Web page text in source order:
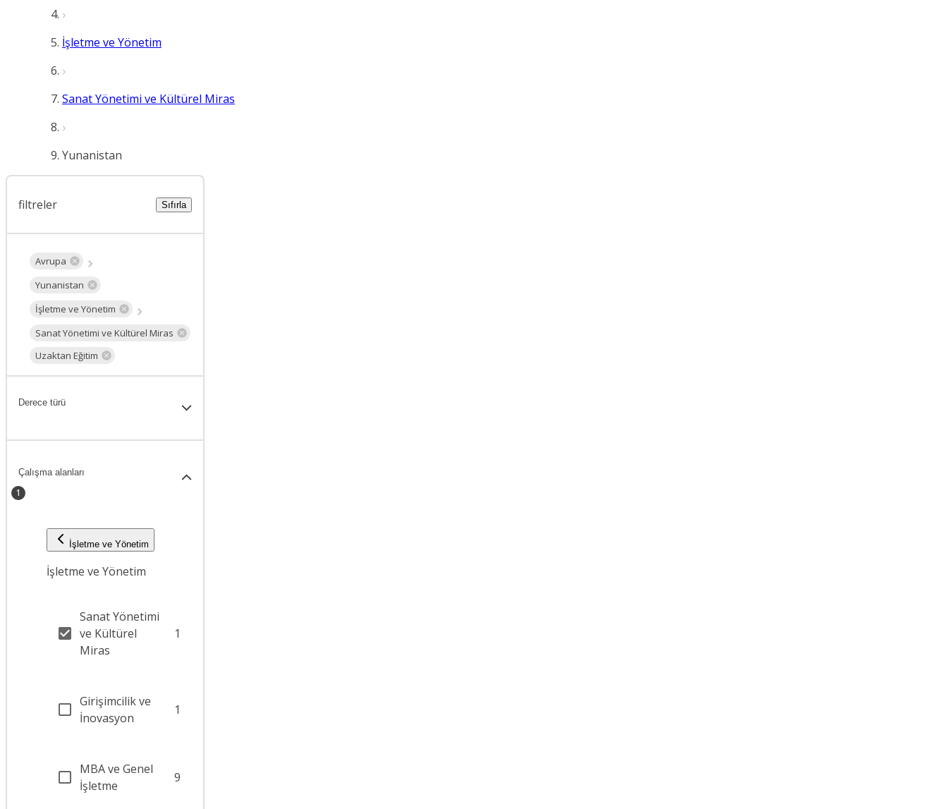
İşletme ve Yönetim
Sanat Yönetimi ve Kültürel Miras
Yunanistan
filtreler Sıfırla
Avrupa
Yunanistan
İşletme ve Yönetim
Sanat Yönetimi ve Kültürel Miras
Uzaktan Eğitim
Derece türü
Çalışma alanları
1
İşletme ve Yönetim
İşletme ve Yönetim
Sanat Yönetimi
ve Kültürel
Miras
1
Girişimcilik ve
İnovasyon
1
MBA ve Genel
İşletme
9